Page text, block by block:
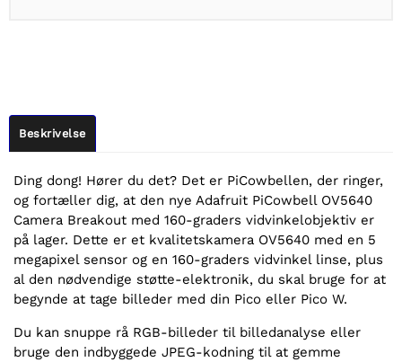
Beskrivelse
Ding dong! Hører du det? Det er PiCowbellen, der ringer,
og fortæller dig, at den nye Adafruit PiCowbell OV5640
Camera Breakout med 160-graders vidvinkelobjektiv er
på lager. Dette er et kvalitetskamera OV5640 med en 5
megapixel sensor og en 160-graders vidvinkel linse, plus
al den nødvendige støtte-elektronik, du skal bruge for at
begynde at tage billeder med din Pico eller Pico W.
Du kan snuppe rå RGB-billeder til billedanalyse eller
bruge den indbyggede JPEG-kodning til at gemme